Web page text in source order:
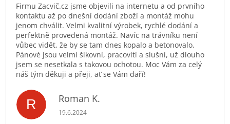
Firmu Zacvič.cz jsme objevili na internetu a od prvního
kontaktu až po dnešní dodání zboží a montáž mohu
jenom chválit. Velmi kvalitní výrobek, rychlé dodání a
perfektně provedená montáž. Navíc na trávníku není
vůbec vidět, že by se tam dnes kopalo a betonovalo.
Pánové jsou velmi šikovní, pracovití a slušní, už dlouho
jsem se nesetkala s takovou ochotou. Moc Vám za celý
náš tým děkuji a přeji, ať se Vám daří!
R Roman K.
Hodnocení obchodu je 5 z 5 hvězdiček.
19.6.2024